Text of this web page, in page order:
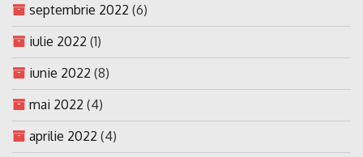
septembrie 2022 (6)
iulie 2022 (1)
iunie 2022 (8)
mai 2022 (4)
aprilie 2022 (4)